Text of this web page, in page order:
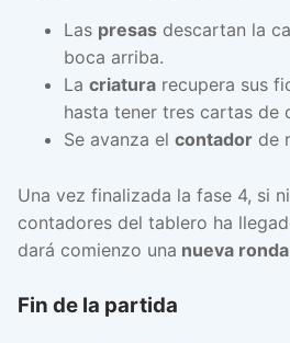
Las presasdescartan la
boca arriba.
La criaturarecupera sus
hasta tener tres cartas de
Se avanza el contadorde
Una vez finalizada la fase 4, si
contadores del tablero ha
dará comienzo una nueva ronda
Fin de la partida